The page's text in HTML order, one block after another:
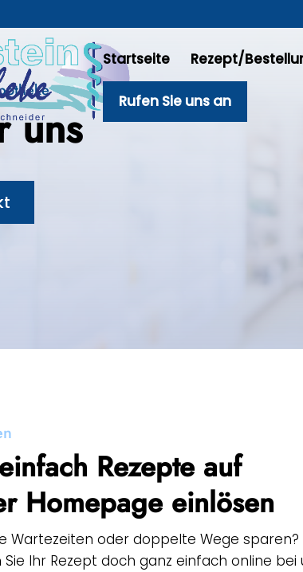
Startseite Rezept/
Rufen Sie uns an
uns
Rezepte auf
Homepage einlösen
Wartezeiten oder doppelte Wege sparen?
Sie Ihr Rezept doch ganz einfach online bei